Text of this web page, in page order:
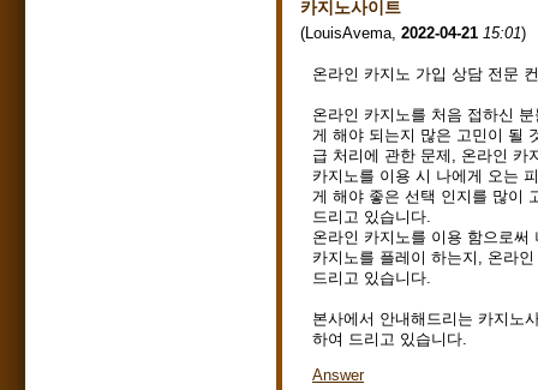
카지노사이트
(LouisAvema, 2022-04-21 15:01)
온라인 카지노 가입 상담 전문
온라인 카지노를 처음 접하신
게 해야 되는지 많은 고민이 될
급 처리에 관한 문제, 온라인 카
카지노를 이용 시 나에게 오는
게 해야 좋은 선택 인지를 많이
드리고 있습니다.
온라인 카지노를 이용 함으로
카지노를 플레이 하는지, 온라
드리고 있습니다.
본사에서 안내해드리는 카지노
하여 드리고 있습니다.
Answer